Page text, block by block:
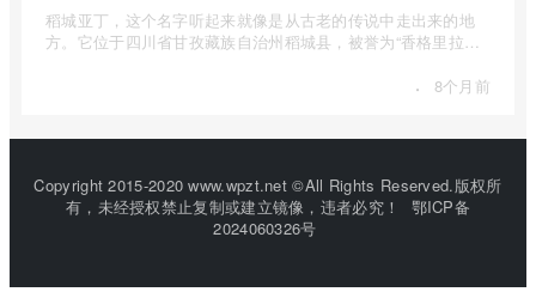
稻城亚丁，这个名字听起来就像是从古老的传说中走出来的地
方。它位于四川省甘孜藏族自治州稻城县，被誉为“香格里拉的
· 8个月前
Copyright 2015-2020 www.wpzt.net ©All Rights Reserved.版权所
有，未经授权禁止复制或建立镜像，违者必究！
鄂ICP备
2024060326号